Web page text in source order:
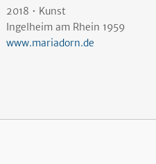
2018 • Kunst
Ingelheim am Rhein 1959
www.mariadorn.de